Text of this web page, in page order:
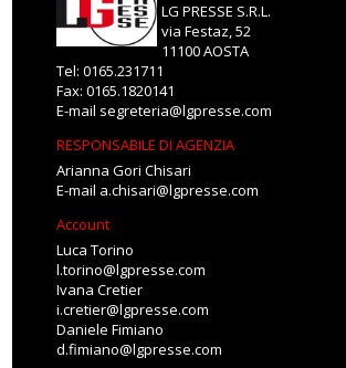
LG PRESSE S.R.L.
via Festaz, 52
11100 AOSTA
Tel: 0165.231711
Fax: 0165.1820141
E-mail segreteria@lgpresse.com
RESPONSABILE DI AGENZIA
Arianna Gori Chisari
E-mail a.chisari@lgpresse.com
Account
Luca Torino
l.torino@lgpresse.com
Ivana Cretier
i.cretier@lgpresse.com
Daniele Fimiano
d.fimiano@lgpresse.com